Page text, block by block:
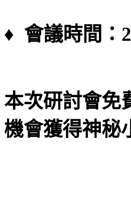
♦ 會議時間：
本次研討會免
機會獲得神秘